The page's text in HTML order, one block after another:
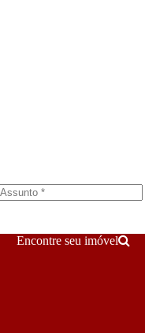
Encontre seu imóvel